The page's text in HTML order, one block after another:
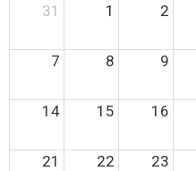
31
1 2
7 8 9
14 15 16
21 22 23